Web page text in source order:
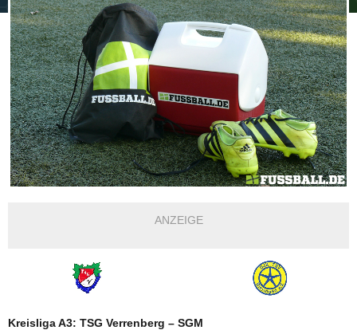
ANZEIGE
Kreisliga A3: TSG Verrenberg – SGM